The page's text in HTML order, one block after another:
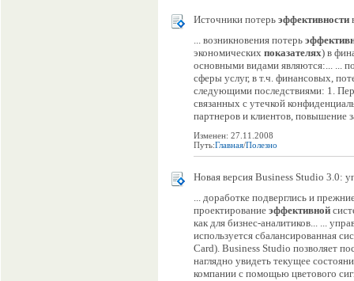
Источники потерь эффективности
... возникновения потерь
экономических показателях) в
основными видами являются:... ...
сферы услуг, в т.ч. финансовых,
следующими последствиями: 1.
связанных с утечкой
партнеров и клиентов, повышение
Изменен: 27.11.2008
Путь:Главная/Полезно
Новая версия Business Studio 3.0:
... доработке подверглись и
проектирование эффективной
как для бизнес-аналитиков... ...
используется сбалансированная
Card). Business Studio позволяет
наглядно увидеть текущее
компании с помощью цветового